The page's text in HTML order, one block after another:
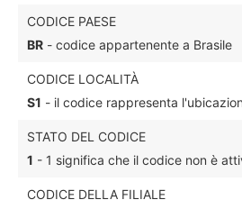
CODICE PAESE
BR - codice appartenente a Brasile
CODICE LOCALITÀ
S1 - il codice rappresenta
STATO DEL CODICE
1 - 1 significa che il codice non è
CODICE DELLA FILIALE